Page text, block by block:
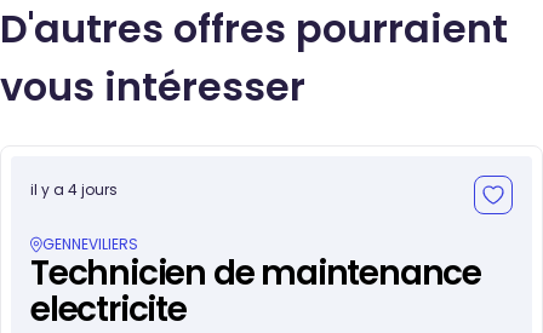
D'autres offres pourraient
vous intéresser
il y a 4 jours
GENNEVILIERS
Technicien de maintenance
electricite